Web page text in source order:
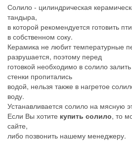
Солило - цилиндрическая
тандыра,
в которой рекомендуется готовить
в собственном соку.
Керамика не любит температурные
разрушается, поэтому перед
готовкой необходимо в солило
стенки пропитались
водой, нельзя также в нагретое
воду.
Устанавливается солило на мясную
Если Вы хотите купить солило, то
сайте,
либо позвонить нашему менеджеру.